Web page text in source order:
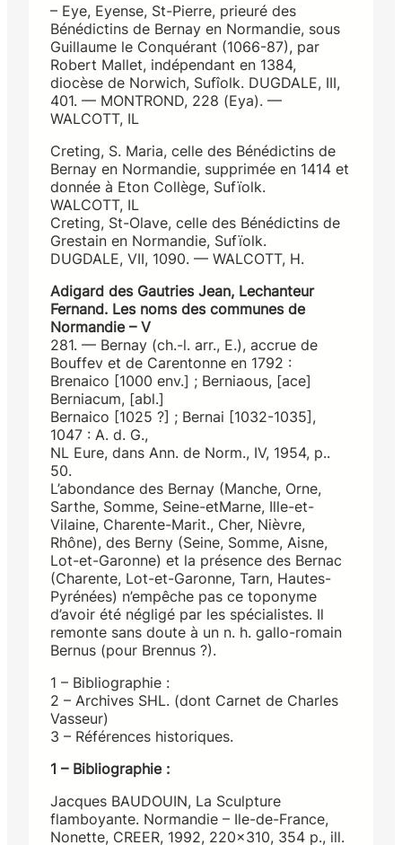
– Eye, Eyense, St-Pierre, prieuré des
Bénédictins de Bernay en Normandie, sous
Guillaume le Conquérant (1066-87), par
Robert Mallet, indépendant en 1384,
diocèse de Norwich, Sufîolk. DUGDALE, III,
401. — MONTROND, 228 (Eya). —
WALCOTT, IL
Creting, S. Maria, celle des Bénédictins de
Bernay en Normandie, supprimée en 1414 et
donnée à Eton Collège, Sufïolk.
WALCOTT, IL
Creting, St-Olave, celle des Bénédictins de
Grestain en Normandie, Sufïolk.
DUGDALE, VII, 1090. — WALCOTT, H.
Adigard des Gautries Jean, Lechanteur
Fernand. Les noms des communes de
Normandie – V
281. — Bernay (ch.-l. arr., E.), accrue de
Bouffev et de Carentonne en 1792 :
Brenaico [1000 env.] ; Berniaous, [ace]
Berniacum, [abl.]
Bernaico [1025 ?] ; Bernai [1032-1035],
1047 : A. d. G.,
NL Eure, dans Ann. de Norm., IV, 1954, p..
50.
L’abondance des Bernay (Manche, Orne,
Sarthe, Somme, Seine-etMarne, Ille-et-
Vilaine, Charente-Marit., Cher, Nièvre,
Rhône), des Berny (Seine, Somme, Aisne,
Lot-et-Garonne) et la présence des Bernac
(Charente, Lot-et-Garonne, Tarn, Hautes-
Pyrénées) n’empêche pas ce toponyme
d’avoir été négligé par les spécialistes. Il
remonte sans doute à un n. h. gallo-romain
Bernus (pour Brennus ?).
1 – Bibliographie :
2 – Archives SHL. (dont Carnet de Charles
Vasseur)
3 – Références historiques.
1 – Bibliographie :
Jacques BAUDOUIN, La Sculpture
flamboyante. Normandie – Ile-de-France,
Nonette, CREER, 1992, 220×310, 354 p., ill.